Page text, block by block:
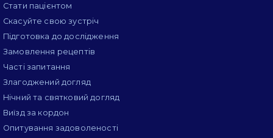
Стати пацієнтом
Скасуйте свою зустріч
Підготовка до дослідження
Замовлення рецептів
Часті запитання
Злагоджений догляд
Нічний та святковий догляд
Виїзд за кордон
Опитування задоволеності